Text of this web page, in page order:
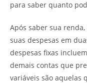
para saber quanto
Após saber sua
suas despesas em
despesas fixas
demais contas que
variáveis são aquelas